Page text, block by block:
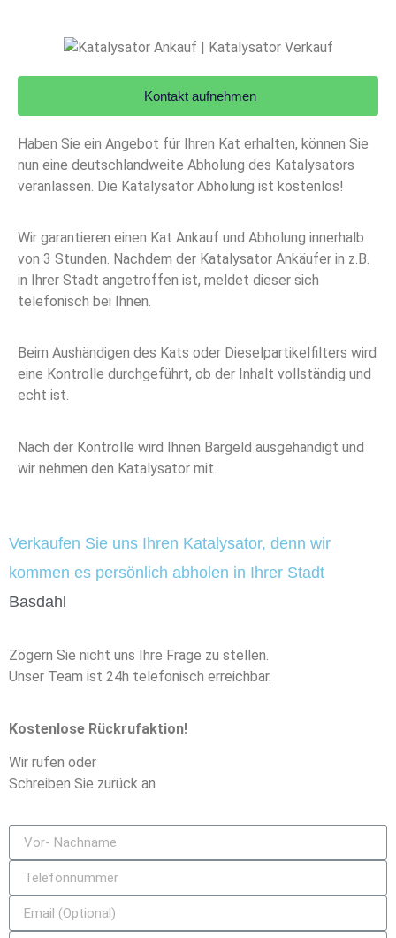
Kontakt aufnehmen
Haben Sie ein Angebot für Ihren Kat erhalten, können Sie
nun eine deutschlandweite Abholung des Katalysators
veranlassen. Die Katalysator Abholung ist kostenlos!
Wir garantieren einen Kat Ankauf und Abholung innerhalb
von 3 Stunden. Nachdem der Katalysator Ankäufer in z.B.
in Ihrer Stadt angetroffen ist, meldet dieser sich
telefonisch bei Ihnen.
Beim Aushändigen des Kats oder Dieselpartikelfilters wird
eine Kontrolle durchgeführt, ob der Inhalt vollständig und
echt ist.
Nach der Kontrolle wird Ihnen Bargeld ausgehändigt und
wir nehmen den Katalysator mit.
Verkaufen Sie uns Ihren Katalysator, denn wir
kommen es persönlich abholen in Ihrer Stadt
Basdahl
Zögern Sie nicht uns Ihre Frage zu stellen.
Unser Team ist 24h telefonisch erreichbar.
Kostenlose Rückrufaktion!
Wir rufen oder
Schreiben Sie zurück an